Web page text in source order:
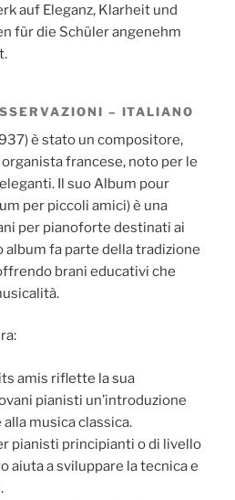
auf Eleganz, Klarheit und
für die Schüler angenehm
– ITALIANO
è stato un compositore,
francese, noto per le
Il suo Album pour
per piccoli amici) è una
per pianoforte destinati ai
album fa parte della tradizione
brani educativi che
amis riflette la sua
pianisti un’introduzione
musica classica.
pianisti principianti o di livello
aiuta a sviluppare la tecnica e